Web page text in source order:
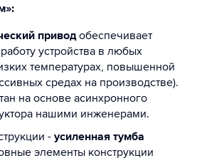
приводобеспечивает
устройства в любых
температурах, повышенной
средах на производстве).
на основе асинхронного
нашими инженерами.
- усиленная тумба
элементы конструкции